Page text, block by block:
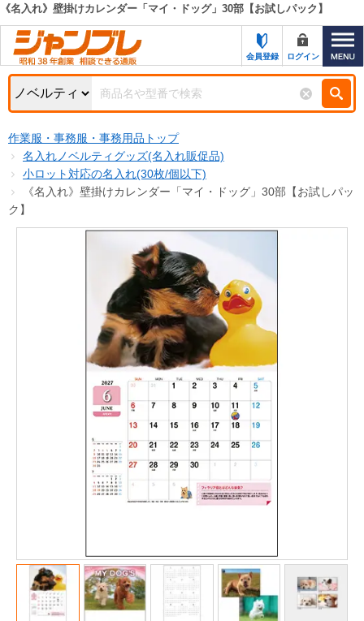
カテゴリー一覧
お知らせ
特集・キャンペーン一覧
初めての方へ
お問い合わせ
FAX注文用紙の印刷
ジャンブレの特長
新規登録キャンペーン
名入れ刺繍
メーカーカタログ一覧
カタログ請求（無料）
デジタルカタログ
キーワード検索
検索条件
商品カテゴリから選ぶ
販売価格(税抜き)で絞る
円から
円まで
《名入れ》壁掛けカレンダー「マイ・ドッグ」30部【お試しパック】
会員登録 ログイン
作業服・事務服・事務用品トップ
名入れノベルティグッズ(名入れ販促品)
小ロット対応の名入れ(30枚/個以下)
《名入れ》壁掛けカレンダー「マイ・ドッグ」30部【お試しパッ
ク】